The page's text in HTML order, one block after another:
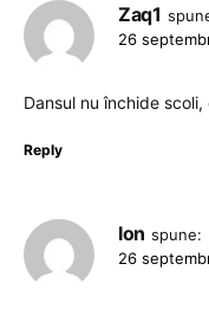
Zaq1
26
Dansul nu închide
Reply
Ion spune:
26